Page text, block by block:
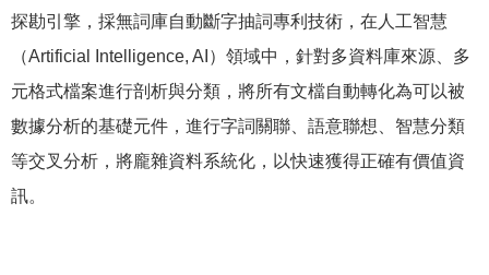
探勘引擎，採無詞庫自動斷字抽詞專利技術，在人工智慧
（Artificial Intelligence, AI）領域中，針對多資料庫來源、多
元格式檔案進行剖析與分類，將所有文檔自動轉化為可以被
數據分析的基礎元件，進行字詞關聯、語意聯想、智慧分類
等交叉分析，將龐雜資料系統化，以快速獲得正確有價值資
訊。